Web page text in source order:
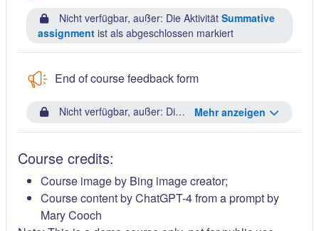
Nicht verfügbar, außer: Die Aktivität Summative
assignment ist als abgeschlossen markiert
End of course feedback form
Mehr anzeigen
Nicht verfügbar, außer: Die Aktivität Final test: Effective
Course credits:
Course image by Bing image creator;
Course content by ChatGPT-4 from a prompt by
Mary Cooch